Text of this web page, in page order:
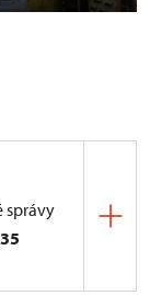
správy